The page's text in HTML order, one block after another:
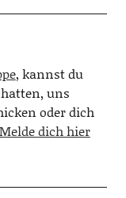
, kannst du
uns
oder dich
Melde dich hier